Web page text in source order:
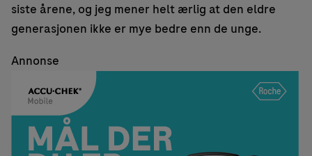
siste årene, og jeg mener helt ærlig at den eldre
generasjonen ikke er mye bedre enn de unge.
Annonse